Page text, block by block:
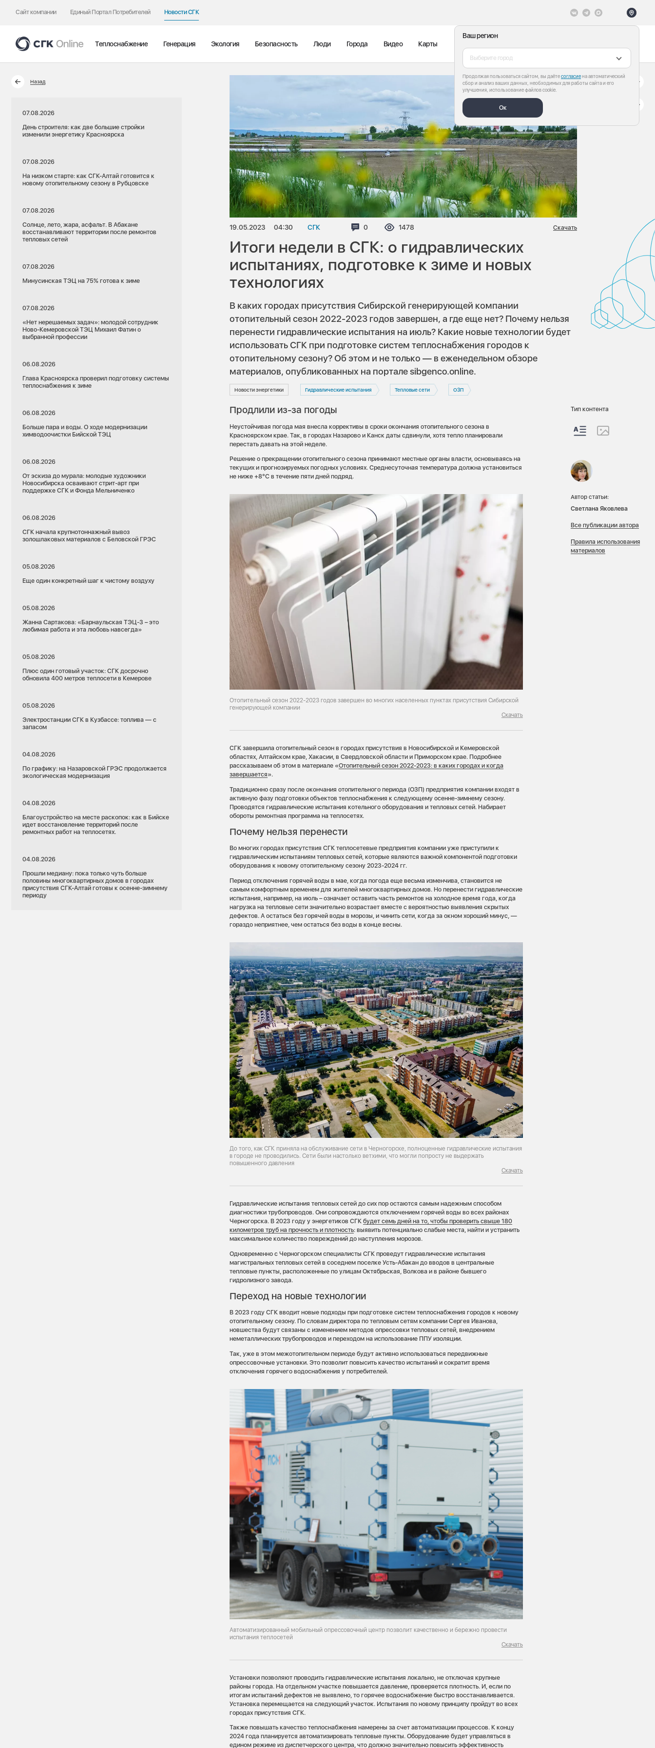
Сайт компании Единый Портал Потребителей Новости СГК
Ваш регион
Выберите город
Продолжая пользоваться сайтом, вы даётесогласиена автоматический
сбор и анализ ваших данных, необходимых для работы сайта и его
улучшения, использование файлов cookie.
Ок
Теплоснабжение Генерация Экология Безопасность Люди Города Видео Карты
Назад
07.08.2026
День строителя: как две большие стройки
изменили энергетику Красноярска
07.08.2026
На низком старте: как СГК-Алтай готовится к
новому отопительному сезону в Рубцовске
07.08.2026
Солнце, лето, жара, асфальт. В Абакане
восстанавливают территории после ремонтов
тепловых сетей
07.08.2026
Минусинская ТЭЦ на 75% готова к зиме
07.08.2026
«Нет нерешаемых задач»: молодой сотрудник
Ново-Кемеровской ТЭЦ Михаил Фатин о
выбранной профессии
06.08.2026
Глава Красноярска проверил подготовку системы
теплоснабжения к зиме
06.08.2026
Больше пара и воды. О ходе модернизации
химводоочистки Бийской ТЭЦ
06.08.2026
От эскиза до мурала: молодые художники
Новосибирска осваивают стрит-арт при
поддержке СГК и Фонда Мельниченко
06.08.2026
СГК начала крупнотоннажный вывоз
золошлаковых материалов с Беловской ГРЭС
05.08.2026
Еще один конкретный шаг к чистому воздуху
05.08.2026
Жанна Сартакова: «Барнаульская ТЭЦ-3 – это
любимая работа и эта любовь навсегда»
05.08.2026
Плюс один готовый участок: СГК досрочно
обновила 400 метров теплосети в Кемерове
05.08.2026
Электростанции СГК в Кузбассе: топлива — с
запасом
04.08.2026
По графику: на Назаровской ГРЭС продолжается
экологическая модернизация
04.08.2026
Благоустройство на месте раскопок: как в Бийске
идет восстановление территорий после
ремонтных работ на теплосетях.
04.08.2026
Прошли медиану: пока только чуть больше
половины многоквартирных домов в городах
присутствия СГК-Алтай готовы к осенне-зимнему
периоду
19.05.2023 04:30 СГК Комментариев:
0 Просмотров:
1478 Скачать
Итоги недели в СГК: о гидравлических
испытаниях, подготовке к зиме и новых
технологиях
В каких городах присутствия Сибирской генерирующей компании
отопительный сезон 2022-2023 годов завершен, а где еще нет? Почему нельзя
перенести гидравлические испытания на июль? Какие новые технологии будет
использовать СГК при подготовке систем теплоснабжения городов к
отопительному сезону? Об этом и не только — в еженедельном обзоре
материалов, опубликованных на портале sibgenco.online.
Новости энергетики Гидравлические испытания Тепловые сети ОЗП
Продлили из-за погоды
Неустойчивая погода мая внесла коррективы в сроки окончания отопительного сезона в
Красноярском крае. Так, в городах Назарово и Канск даты сдвинули, хотя тепло планировали
перестать давать на этой неделе.
Решение о прекращении отопительного сезона принимают местные органы власти, основываясь на
текущих и прогнозируемых погодных условиях. Среднесуточная температура должна установиться
не ниже +8°С в течение пяти дней подряд.
Отопительный сезон 2022-2023 годов завершен во многих населенных пунктах присутствия Сибирской
генерирующей компании
Скачать
СГК завершила отопительный сезон в городах присутствия в Новосибирской и Кемеровской
областях, Алтайском крае, Хакасии, в Свердловской области и Приморском крае. Подробнее
рассказываем об этом в материале «Отопительный сезон 2022-2023: в каких городах и когда
завершается».
Традиционно сразу после окончания отопительного периода (ОЗП) предприятия компании входят в
активную фазу подготовки объектов теплоснабжения к следующему осенне-зимнему сезону.
Проводятся гидравлические испытания котельного оборудования и тепловых сетей. Набирает
обороты ремонтная программа на теплосетях.
Почему нельзя перенести
Во многих городах присутствия СГК теплосетевые предприятия компании уже приступили к
гидравлическим испытаниям тепловых сетей, которые являются важной компонентой подготовки
оборудования к новому отопительному сезону 2023-2024 гг.
Период отключения горячей воды в мае, когда погода еще весьма изменчива, становится не
самым комфортным временем для жителей многоквартирных домов. Но перенести гидравлические
испытания, например, на июль – означает оставить часть ремонтов на холодное время года, когда
нагрузка на тепловые сети значительно возрастает вместе с вероятностью выявления скрытых
дефектов. А остаться без горячей воды в морозы, и чинить сети, когда за окном хороший минус, —
гораздо неприятнее, чем остаться без воды в конце весны.
До того, как СГК приняла на обслуживание сети в Черногорске, полноценные гидравлические испытания
в городе не проводились. Сети были настолько ветхими, что могли попросту не выдержать
повышенного давления
Скачать
Гидравлические испытания тепловых сетей до сих пор остаются самым надежным способом
диагностики трубопроводов. Они сопровождаются отключением горячей воды во всех районах
Черногорска. В 2023 году у энергетиков СГКбудет семь дней на то, чтобы проверить свыше 180
километров труб на прочность и плотность: выявить потенциально слабые места, найти и устранить
максимальное количество повреждений до наступления морозов.
Одновременно с Черногорском специалисты СГК проведут гидравлические испытания
магистральных тепловых сетей в соседнем поселке Усть-Абакан до вводов в центральные
тепловые пункты, расположенные по улицам Октябрьская, Волкова и в районе бывшего
гидролизного завода.
Переход на новые технологии
В 2023 году СГК вводит новые подходы при подготовке систем теплоснабжения городов к новому
отопительному сезону. По словам директора по тепловым сетям компании Сергея Иванова,
новшества будут связаны с изменением методов опрессовки тепловых сетей, внедрением
неметаллических трубопроводов и переходом на использование ППУ изоляции.
Так, уже в этом межотопительном периоде будут активно использоваться передвижные
опрессовочные установки. Это позволит повысить качество испытаний и сократит время
отключения горячего водоснабжения у потребителей.
Автоматизированный мобильный опрессовочный центр позволит качественно и бережно провести
испытания теплосетей
Скачать
Установки позволяют проводить гидравлические испытания локально, не отключая крупные
районы города. На отдельном участке повышается давление, проверяется плотность. И, если по
итогам испытаний дефектов не выявлено, то горячее водоснабжение быстро восстанавливается.
Установка перемещается на следующий участок. Испытания по новому принципу пройдут во всех
городах присутствия СГК.
Также повышать качество теплоснабжения намерены за счет автоматизации процессов. К концу
2024 года планируется автоматизировать тепловые пункты. Оборудование будет управляться в
едином режиме из диспетчерского центра, что должно значительно повысить эффективность
Тип контента
Автор статьи:
Светлана Яковлева
Все публикации автора
Правила использования
материалов